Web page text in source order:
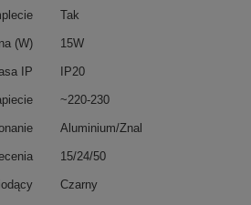
Tak
(W) 15W
IP IP20
~220-230
Aluminium/Znal
15/24/50
Czarny